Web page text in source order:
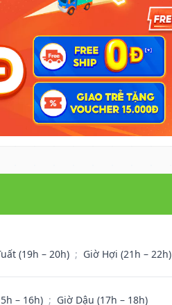
(19h – 20h) ; Giờ Hợi (21h – 22h)
– 16h) ; Giờ Dậu (17h – 18h)